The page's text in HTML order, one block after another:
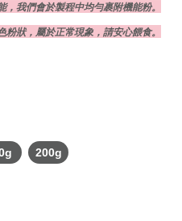
我們會於製程中均勻裹附機能粉。
狀，屬於正常現象，請安心餵食。
200g